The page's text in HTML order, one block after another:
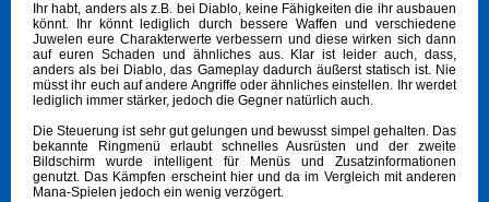
Ihr habt, anders als z.B. bei Diablo, keine Fähigkeiten die ihr ausbauen
könnt. Ihr könnt lediglich durch bessere Waffen und verschiedene
Juwelen eure Charakterwerte verbessern und diese wirken sich dann
auf euren Schaden und ähnliches aus. Klar ist leider auch, dass,
anders als bei Diablo, das Gameplay dadurch äußerst statisch ist. Nie
müsst ihr euch auf andere Angriffe oder ähnliches einstellen. Ihr werdet
lediglich immer stärker, jedoch die Gegner natürlich auch.
Die Steuerung ist sehr gut gelungen und bewusst simpel gehalten. Das
bekannte Ringmenü erlaubt schnelles Ausrüsten und der zweite
Bildschirm wurde intelligent für Menüs und Zusatzinformationen
genutzt. Das Kämpfen erscheint hier und da im Vergleich mit anderen
Mana-Spielen jedoch ein wenig verzögert.